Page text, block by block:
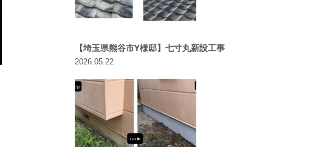
【埼玉県熊谷市Y様邸】七寸丸新設工事
2026.05.22